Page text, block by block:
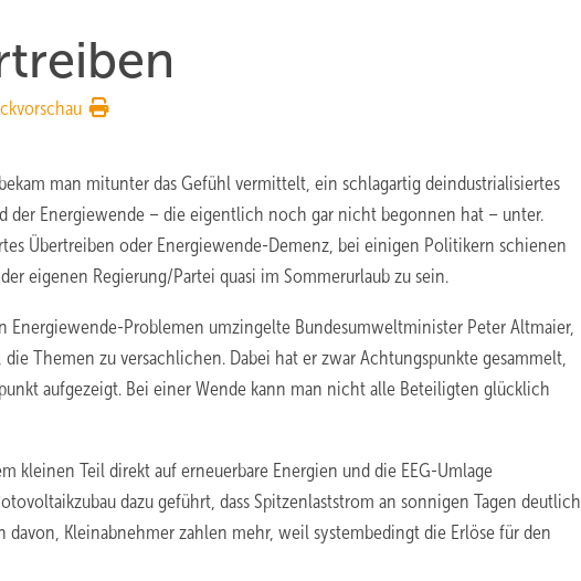
man mitunter das Gefühl vermittelt, ein schlagartig deindustrialisiertes
der Energiewende – die eigentlich noch gar nicht begonnen hat – unter.
Übertreiben oder Energiewende-Demenz, bei einigen Politikern schienen
eigenen Regierung/Partei quasi im Sommerurlaub zu sein.
Energiewende-Problemen umzingelte Bundesumweltminister Peter Altmaier,
Themen zu versachlichen. Dabei hat er zwar Achtungspunkte gesammelt,
aufgezeigt. Bei einer Wende kann man nicht alle Beteiligten glücklich
kleinen Teil direkt auf erneuerbare Energien und die EEG-Umlage
dazu geführt, dass Spitzenlaststrom an sonnigen Tagen deutlich
Kleinabnehmer zahlen mehr, weil systembedingt die Erlöse für den